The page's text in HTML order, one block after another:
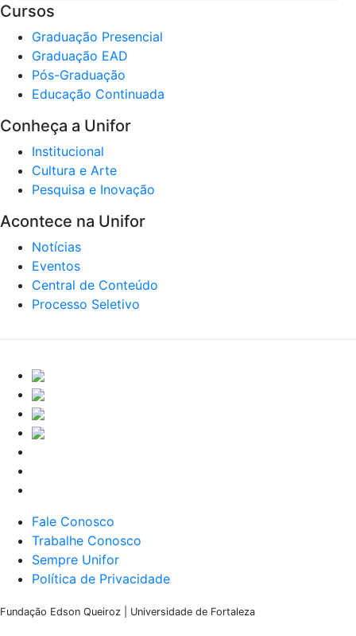
Cursos
Graduação Presencial
Graduação EAD
Pós-Graduação
Educação Continuada
Conheça a Unifor
Institucional
Cultura e Arte
Pesquisa e Inovação
Acontece na Unifor
Notícias
Eventos
Central de Conteúdo
Processo Seletivo
Fale Conosco
Trabalhe Conosco
Sempre Unifor
Política de Privacidade
Fundação Edson Queiroz | Universidade de Fortaleza